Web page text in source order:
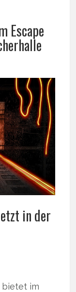
Escape
in der
bietet im